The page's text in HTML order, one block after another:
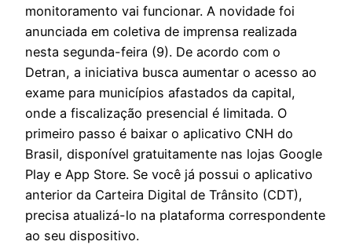
monitoramento vai funcionar. A novidade foi
anunciada em coletiva de imprensa realizada
nesta segunda-feira (9). De acordo com o
Detran, a iniciativa busca aumentar o acesso ao
exame para municípios afastados da capital,
onde a fiscalização presencial é limitada. O
primeiro passo é baixar o aplicativo CNH do
Brasil, disponível gratuitamente nas lojas Google
Play e App Store. Se você já possui o aplicativo
anterior da Carteira Digital de Trânsito (CDT),
precisa atualizá-lo na plataforma correspondente
ao seu dispositivo.